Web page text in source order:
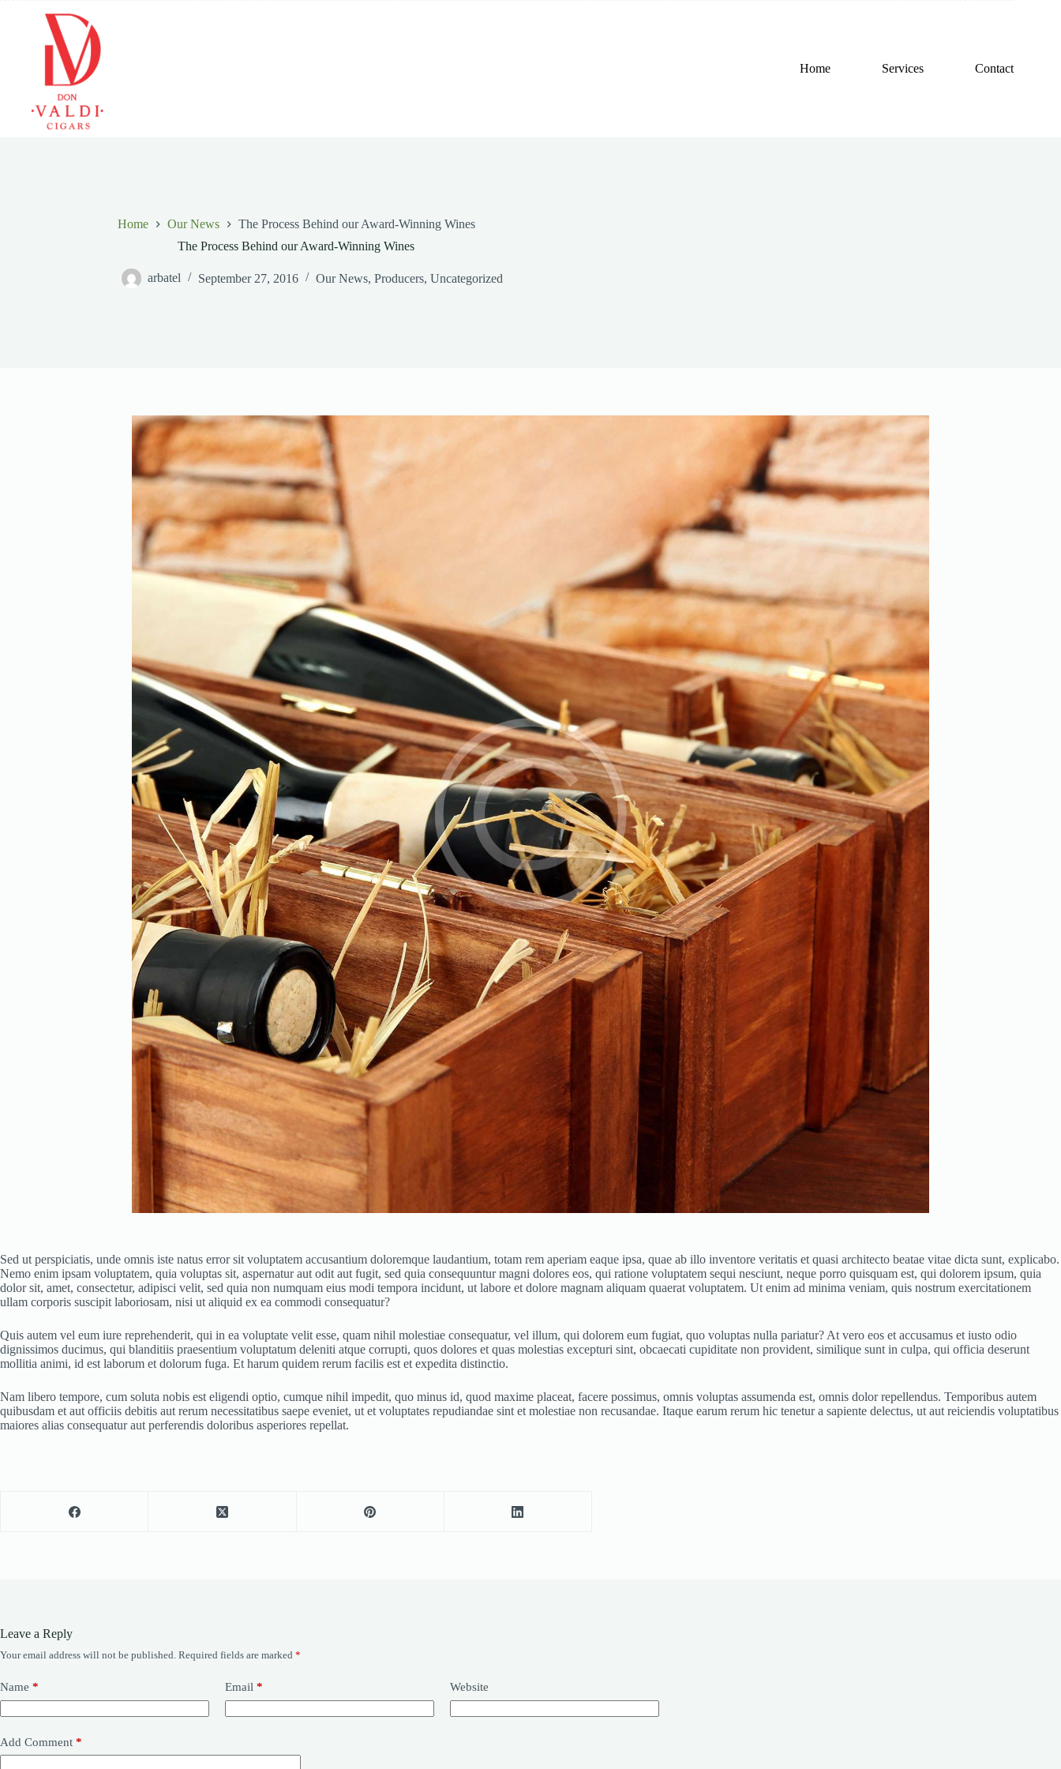
Home Services Contact
Home Our News
The Process Behind our Award-Winning Wines
The Process Behind our Award-Winning Wines
arbatel September 27, 2016 Our News, Producers, Uncategorized
Sed ut perspiciatis, unde omnis iste natus error sit voluptatem accusantium doloremque laudantium, totam rem aperiam eaque ipsa, quae ab illo inventore veritatis et quasi architecto beatae vitae dicta sunt, explicabo.
Nemo enim ipsam voluptatem, quia voluptas sit, aspernatur aut odit aut fugit, sed quia consequuntur magni dolores eos, qui ratione voluptatem sequi nesciunt, neque porro quisquam est, qui dolorem ipsum, quia
dolor sit, amet, consectetur, adipisci velit, sed quia non numquam eius modi tempora incidunt, ut labore et dolore magnam aliquam quaerat voluptatem. Ut enim ad minima veniam, quis nostrum exercitationem
ullam corporis suscipit laboriosam, nisi ut aliquid ex ea commodi consequatur?
Quis autem vel eum iure reprehenderit, qui in ea voluptate velit esse, quam nihil molestiae consequatur, vel illum, qui dolorem eum fugiat, quo voluptas nulla pariatur? At vero eos et accusamus et iusto odio
dignissimos ducimus, qui blanditiis praesentium voluptatum deleniti atque corrupti, quos dolores et quas molestias excepturi sint, obcaecati cupiditate non provident, similique sunt in culpa, qui officia deserunt
mollitia animi, id est laborum et dolorum fuga. Et harum quidem rerum facilis est et expedita distinctio.
Nam libero tempore, cum soluta nobis est eligendi optio, cumque nihil impedit, quo minus id, quod maxime placeat, facere possimus, omnis voluptas assumenda est, omnis dolor repellendus. Temporibus autem
quibusdam et aut officiis debitis aut rerum necessitatibus saepe eveniet, ut et voluptates repudiandae sint et molestiae non recusandae. Itaque earum rerum hic tenetur a sapiente delectus, ut aut reiciendis voluptatibus
maiores alias consequatur aut perferendis doloribus asperiores repellat.
Leave a Reply
Your email address will not be published. Required fields are marked *
Name * Email * Website
Add Comment *